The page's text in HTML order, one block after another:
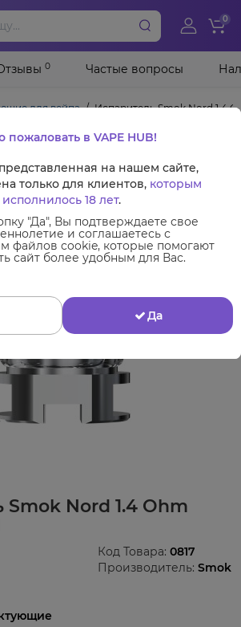
0
для вейпа Испаритель Smok Nord 1.4
Smok Nord 1.4 Ohm
Производитель: Smok
Код Товара: 0817
0 Частые вопросы
пожаловать в VAPE HUB!
на нашем сайте,
только для клиентов, которым
исполнилось 18 лет.
"Да", Вы подтверждаете свое
и соглашаетесь с
файлов cookie, которые помогают
сайт более удобным для Вас.
Да